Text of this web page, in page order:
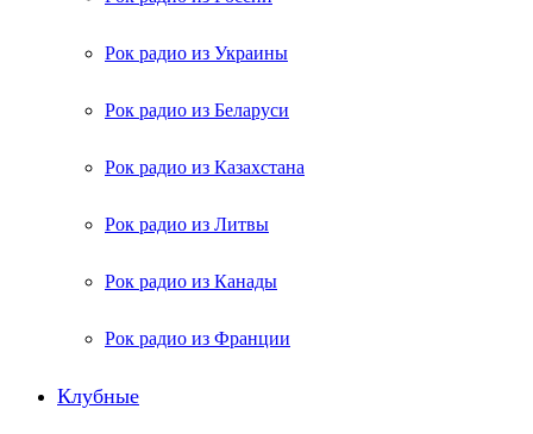
Рок радио из Украины
Рок радио из Беларуси
Рок радио из Казахстана
Рок радио из Литвы
Рок радио из Канады
Рок радио из Франции
Клубные